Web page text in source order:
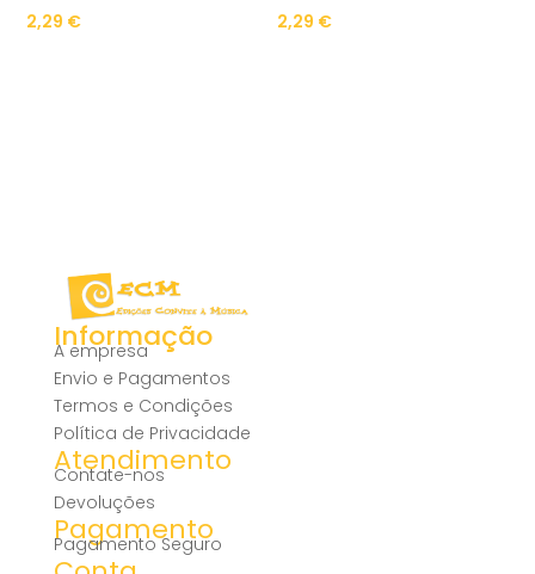
2,29 € 2,29 €
Informação
A empresa
Envio e Pagamentos
Termos e Condições
Política de Privacidade
Atendimento
Contate-nos
Devoluções
Pagamento
Pagamento Seguro